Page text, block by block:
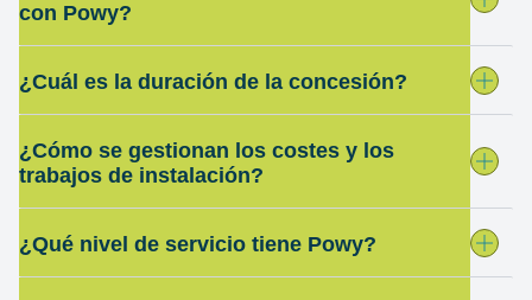
con Powy?
¿Cuál es la duración de la concesión?
¿Cómo se gestionan los costes y los
trabajos de instalación?
¿Qué nivel de servicio tiene Powy?